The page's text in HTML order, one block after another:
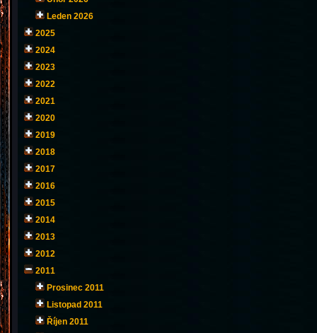
Leden 2026
2025
2024
2023
2022
2021
2020
2019
2018
2017
2016
2015
2014
2013
2012
2011
Prosinec 2011
Listopad 2011
Říjen 2011